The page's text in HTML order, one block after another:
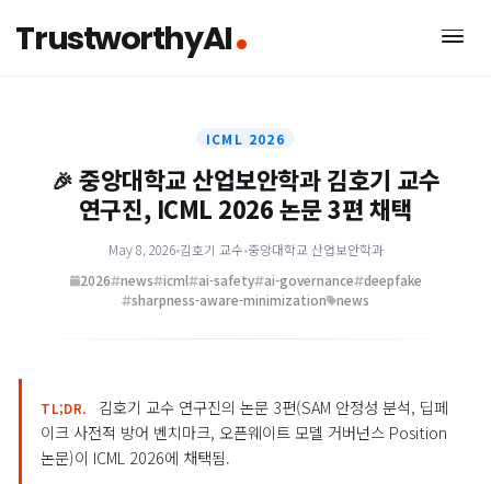
TrustworthyAI
🎉 중앙대학교 산업보안학과 김호기 교수
연구진, ICML 2026 논문 3편 채택
May 8, 2026•김호기 교수•중앙대학교 산업보안학과
news icml ai-safety ai-governance
sharpness-aware-minimization
TL;DR. 김호기 교수 연구진의 논문 3편(SAM 안정성 분석, 딥